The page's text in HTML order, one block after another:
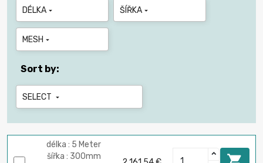
DÉLKA  ŠÍŘKA 
MESH 
Sort by:
SELECT 
délka : 5 Meter
šířka : 300mm